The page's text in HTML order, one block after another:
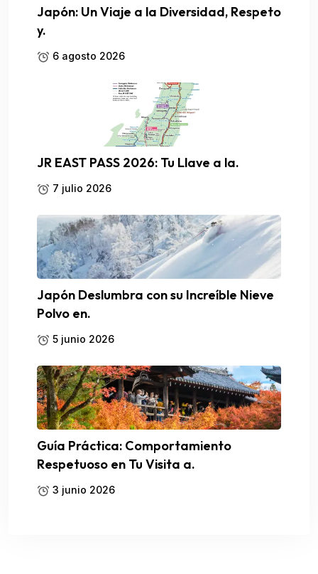
Japón: Un Viaje a la Diversidad, Respeto
y.
6 agosto 2026
JR EAST PASS 2026: Tu Llave a la.
7 julio 2026
Japón Deslumbra con su Increíble Nieve
Polvo en.
5 junio 2026
Guía Práctica: Comportamiento
Respetuoso en Tu Visita a.
3 junio 2026